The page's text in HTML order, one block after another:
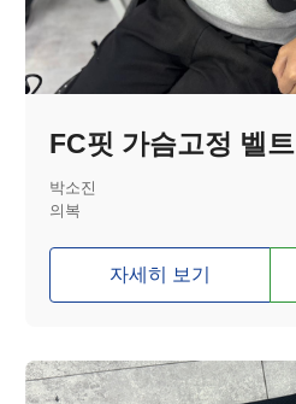
FC핏 가슴고정 벨트
박소진
의복
자세히 보기